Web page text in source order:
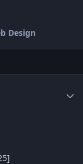
Design